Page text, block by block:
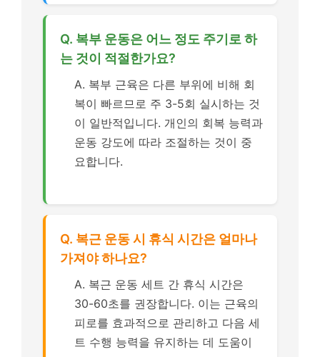
Q. 복부 운동은 어느 정도 주기로 하
는 것이 적절한가요?
A. 복부 근육은 다른 부위에 비해 회
복이 빠르므로 주 3-5회 실시하는 것
이 일반적입니다. 개인의 회복 능력과
운동 강도에 따라 조절하는 것이 중
요합니다.
Q. 복근 운동 시 휴식 시간은 얼마나
가져야 하나요?
A. 복근 운동 세트 간 휴식 시간은
30-60초를 권장합니다. 이는 근육의
피로를 효과적으로 관리하고 다음 세
트 수행 능력을 유지하는 데 도움이